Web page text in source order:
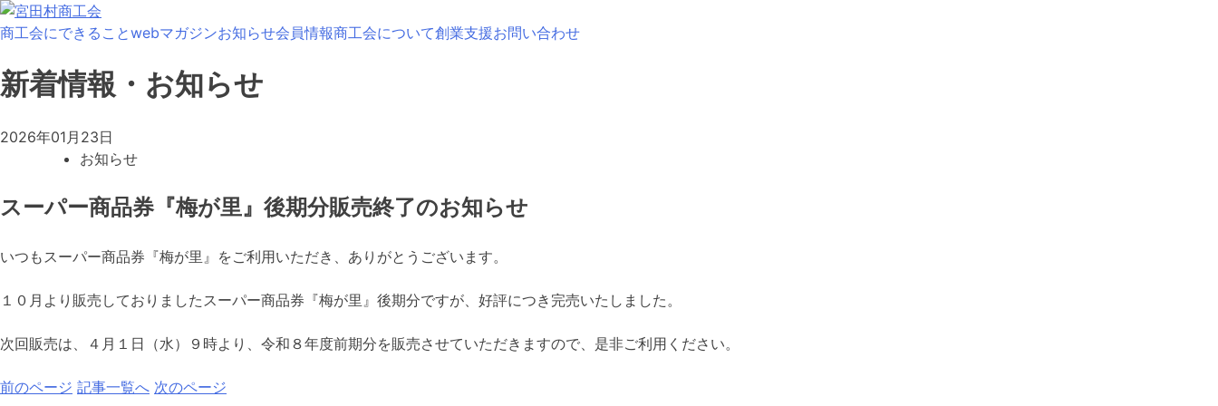
Skip
to
商工会にできることwebマガジンお知らせ会員情報商工会について創業支援お問い合わせ
新着情報・お知らせ
2026年01月23日
お知らせ
スーパー商品券『梅が里』後期分販売終了のお知らせ
いつもスーパー商品券『梅が里』をご利用いただき、ありがとうございます。
１０月より販売しておりましたスーパー商品券『梅が里』後期分ですが、好評につき完売いたしました。
次回販売は、４月１日（水）９時より、令和８年度前期分を販売させていただきますので、是非ご利用ください。
前のページ 記事一覧へ 次のページ